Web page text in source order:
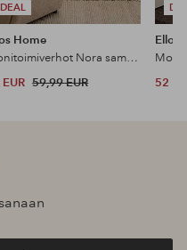
DEAL
Home
Monitoimiverhot Nora samettia, 2/pakk.
59,99 EUR
Ellos
52